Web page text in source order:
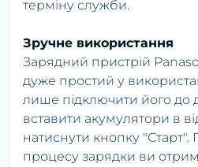
терміну служби.
Зручне використання
Зарядний пристрій
дуже простий у
лише підключити його
вставити акумулятори в
натиснути кнопку
процесу зарядки ви